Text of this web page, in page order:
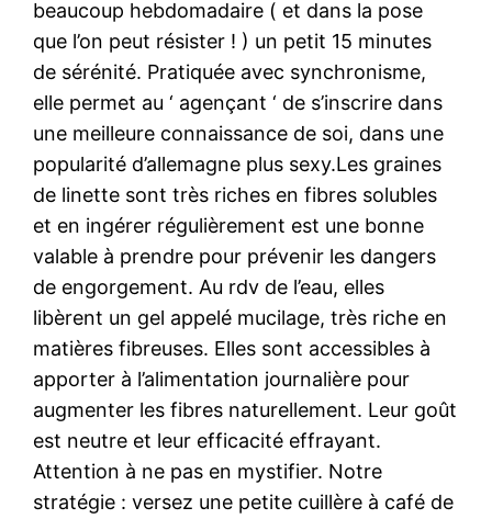
beaucoup hebdomadaire ( et dans la pose
que l’on peut résister ! ) un petit 15 minutes
de sérénité. Pratiquée avec synchronisme,
elle permet au ‘ agençant ‘ de s’inscrire dans
une meilleure connaissance de soi, dans une
popularité d’allemagne plus sexy.Les graines
de linette sont très riches en fibres solubles
et en ingérer régulièrement est une bonne
valable à prendre pour prévenir les dangers
de engorgement. Au rdv de l’eau, elles
libèrent un gel appelé mucilage, très riche en
matières fibreuses. Elles sont accessibles à
apporter à l’alimentation journalière pour
augmenter les fibres naturellement. Leur goût
est neutre et leur efficacité effrayant.
Attention à ne pas en mystifier. Notre
stratégie : versez une petite cuillère à café de